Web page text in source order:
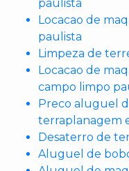
paulista
Locacao de
paulista
Limpeza de
Locacao de
campo limpo
Preco aluguel
terraplanagem
Desaterro de
Aluguel de